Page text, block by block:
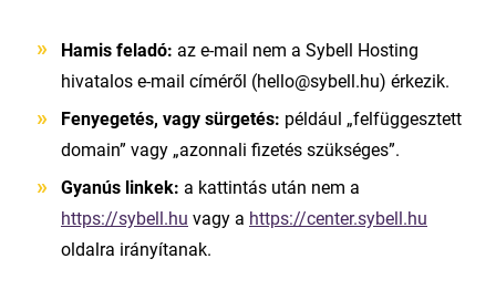
Hamis feladó: az e-mail nem a Sybell Hosting
hivatalos e-mail címéről (hello@sybell.hu) érkezik.
Fenyegetés, vagy sürgetés: például „felfüggesztett
domain” vagy „azonnali fizetés szükséges”.
Gyanús linkek: a kattintás után nem a
https://sybell.hu vagy a https://center.sybell.hu
oldalra irányítanak.